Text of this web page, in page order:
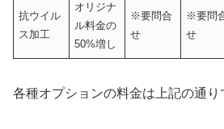
抗ウイル
ス加工
オリジナ
ル料金の
50%増し
※要問合
せ
※要問
せ
各種オプションの料金は上記の通り